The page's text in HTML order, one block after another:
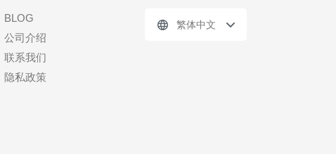
BLOG
公司介绍
联系我们
隐私政策
繁体中文